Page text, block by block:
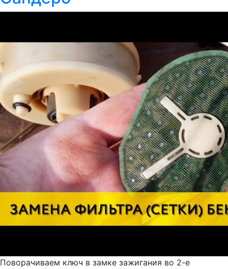
Поворачиваем ключ в замке зажигания во 2-е